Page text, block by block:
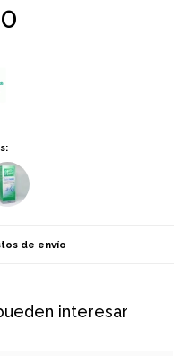
de envío
interesar